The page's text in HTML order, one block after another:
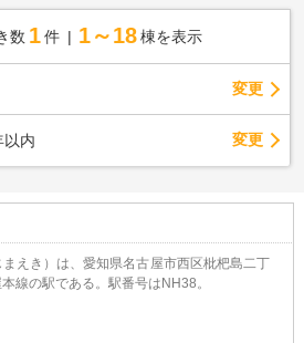
数 1 件 1～18 棟を表示
変更
以内 変更
えき）は、愛知県名古屋市西区枇杷島二丁
線の駅である。駅番号はNH38。